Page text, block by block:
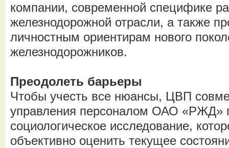
компании, современной специфике
железнодорожной отрасли, а также
личностным ориентирам нового
железнодорожников.
Преодолеть барьеры
Чтобы учесть все нюансы, ЦВП
управления персоналом ОАО «РЖД»
социологическое исследование,
объективно оценить текущее